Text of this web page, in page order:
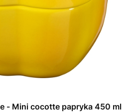
- Mini cocotte papryka 450 ml